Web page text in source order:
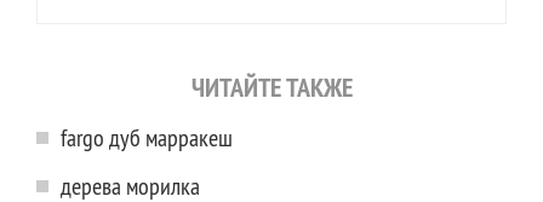
ЧИТАЙТЕ ТАКЖЕ
fargo дуб марракеш
дерева морилка